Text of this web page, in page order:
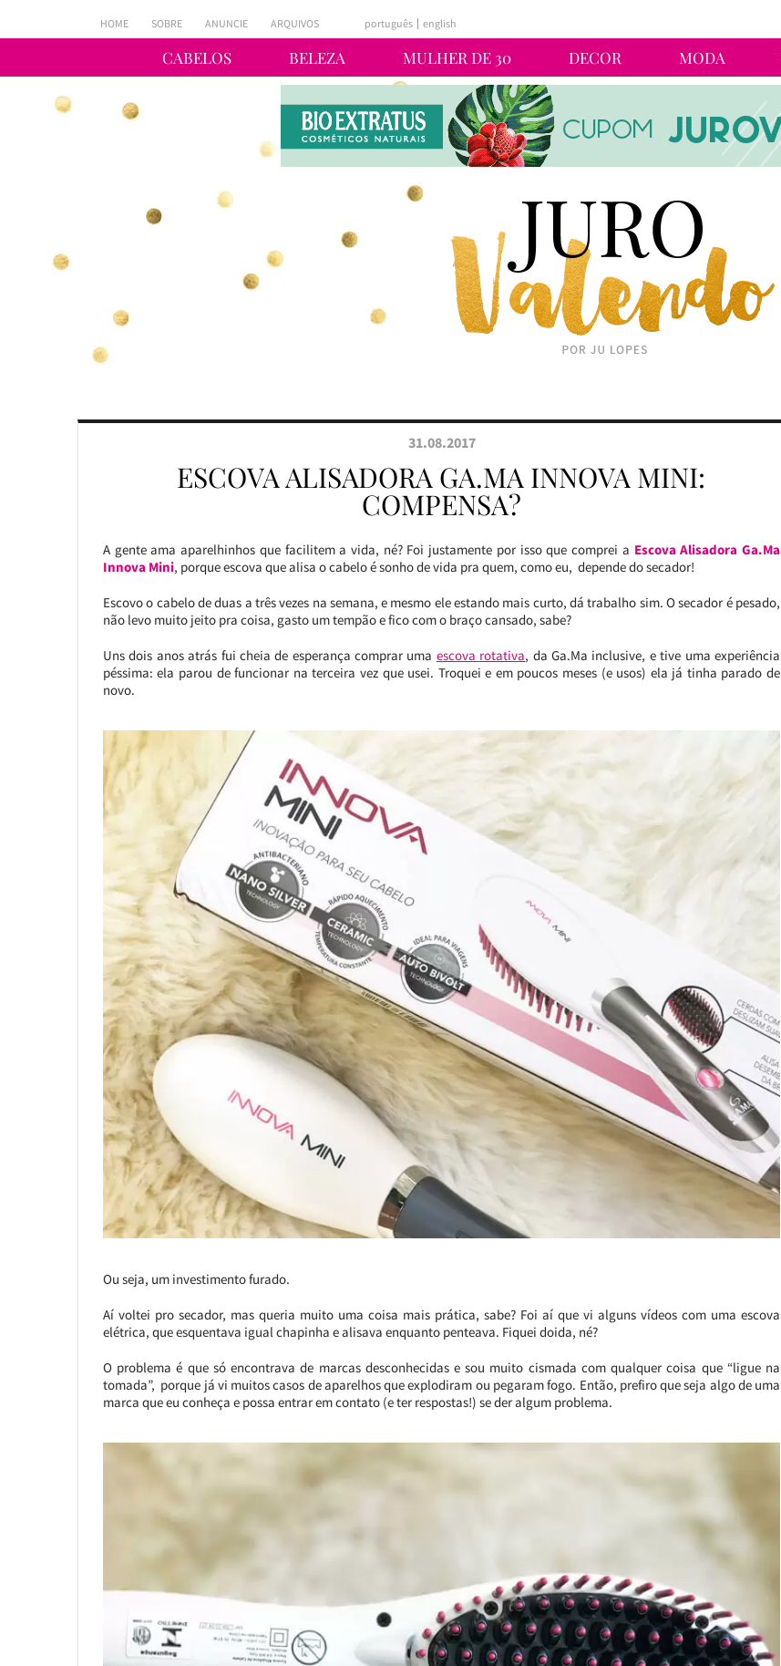
CABELOS BELEZA MULHER DE 30 DECOR MODA
HOME SOBRE ANUNCIE ARQUIVOS português english
31.08.2017
ESCOVA ALISADORA GA.MA INNOVA MINI:
COMPENSA?
A gente ama aparelhinhos que facilitem a vida, né? Foi justamente por isso que comprei a Escova Alisadora Ga.Ma
Innova Mini, porque escova que alisa o cabelo é sonho de vida pra quem, como eu, depende do secador!
Escovo o cabelo de duas a três vezes na semana, e mesmo ele estando mais curto, dá trabalho sim. O secador é pesado,
não levo muito jeito pra coisa, gasto um tempão e fico com o braço cansado, sabe?
Uns dois anos atrás fui cheia de esperança comprar uma escova rotativa, da Ga.Ma inclusive, e tive uma experiência
péssima: ela parou de funcionar na terceira vez que usei. Troquei e em poucos meses (e usos) ela já tinha parado de
novo.
Ou seja, um investimento furado.
Aí voltei pro secador, mas queria muito uma coisa mais prática, sabe? Foi aí que vi alguns vídeos com uma escova
elétrica, que esquentava igual chapinha e alisava enquanto penteava. Fiquei doida, né?
O problema é que só encontrava de marcas desconhecidas e sou muito cismada com qualquer coisa que “ligue na
tomada”, porque já vi muitos casos de aparelhos que explodiram ou pegaram fogo. Então, prefiro que seja algo de uma
marca que eu conheça e possa entrar em contato (e ter respostas!) se der algum problema.